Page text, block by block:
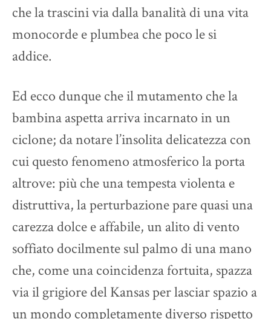
che la trascini via dalla banalità di una vita
monocorde e plumbea che poco le si
addice.
Ed ecco dunque che il mutamento che la
bambina aspetta arriva incarnato in un
ciclone; da notare l’insolita delicatezza con
cui questo fenomeno atmosferico la porta
altrove: più che una tempesta violenta e
distruttiva, la perturbazione pare quasi una
carezza dolce e affabile, un alito di vento
soffiato docilmente sul palmo di una mano
che, come una coincidenza fortuita, spazza
via il grigiore del Kansas per lasciar spazio a
un mondo completamente diverso rispetto